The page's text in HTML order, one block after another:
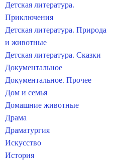
Детская литература.
Приключения
Детская литература. Природа
и животные
Детская литература. Сказки
Документальное
Документальное. Прочее
Дом и семья
Домашние животные
Драма
Драматургия
Искусство
История